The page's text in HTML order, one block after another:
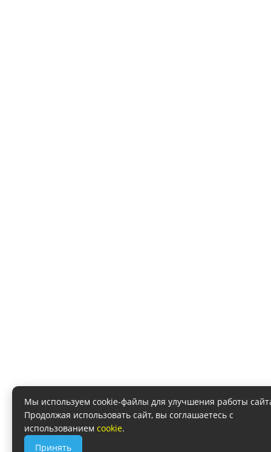
Мы используем cookie-файлы для улучшения работы
Продолжая использовать сайт, вы соглашаетесь с
использованием cookie.
Принять